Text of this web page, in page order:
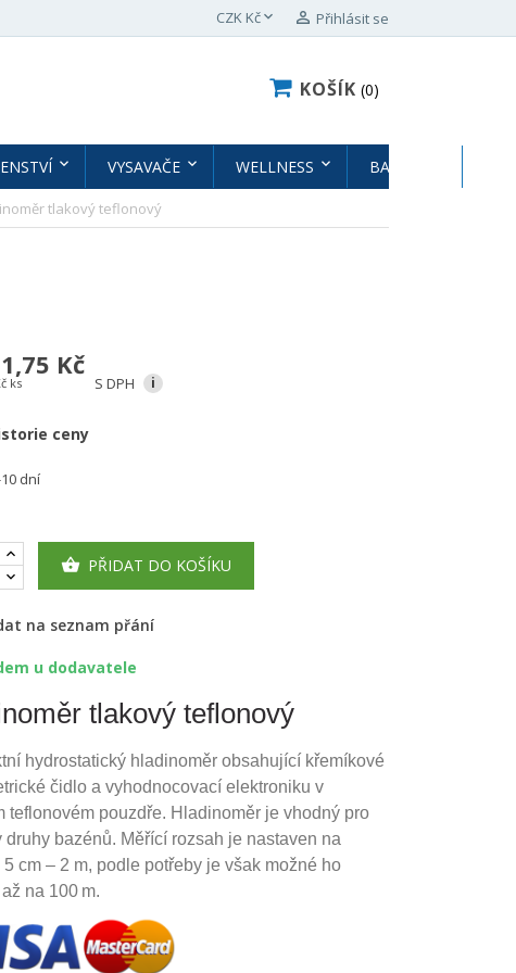
CZK Kč  Přihlásit se
KOŠÍK 0
VYSAVAČE WELLNESS BAZÉNY
tlakový teflonový
Kč
ks S DPH i
ceny
dní
 PŘIDAT DO KOŠÍKU
na seznam přání
u dodavatele
tlakový teflonový
hydrostatický hladinoměr obsahující křemíkové
čidlo a vyhodnocovací elektroniku v
teflonovém pouzdře. Hladinoměr je vhodný pro
druhy bazénů. Měřící rozsah je nastaven na
5 cm – 2 m, podle potřeby je však možné ho
na 100 m.